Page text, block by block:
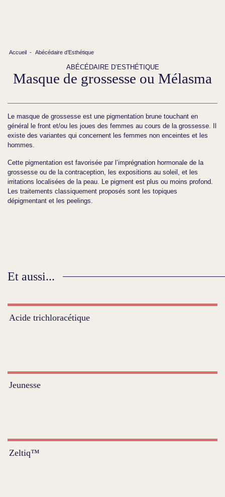
Accueil - Abécédaire d’Esthétique
ABÉCÉDAIRE D’ESTHÉTIQUE
Masque de grossesse ou Mélasma
Le masque de grossesse est une pigmentation brune touchant en
général le front et/ou les joues des femmes au cours de la grossesse. Il
existe des variantes qui concernent les femmes non enceintes et les
hommes.
Cette pigmentation est favorisée par l’imprégnation hormonale de la
grossesse ou de la contraception, les expositions au soleil, et les
irritations localisées de la peau. Le pigment est plus ou moins profond.
Les traitements classiquement proposés sont les topiques
dépigmentant et les peelings.
Et aussi...
Acide trichloracétique
Jeunesse
Zeltiq™